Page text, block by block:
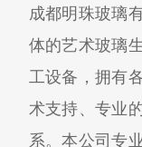
成都明珠玻璃
体的艺术玻璃
工设备，拥有
术支持、专业
系。本公司专